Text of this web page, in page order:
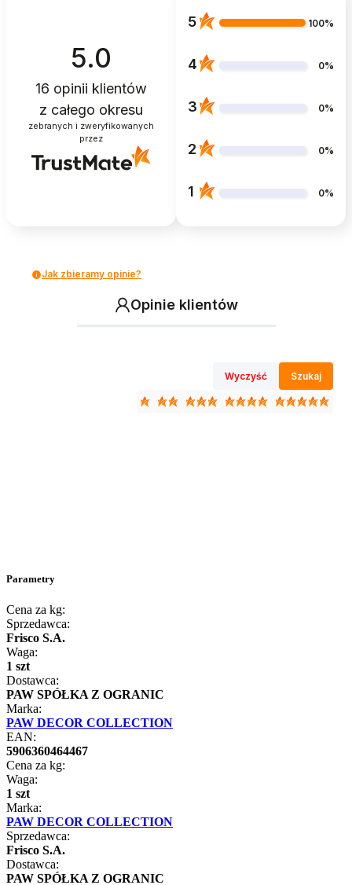
5.0
16 opinii klientów
z całego okresu
zebranych i zweryfikowanych
przez
5 100%
4 0%
3 0%
2 0%
1 0%
Jak zbieramy opinie?
Opinie klientów
Wyczyść Szukaj
Parametry
Cena za kg:
Sprzedawca:
Frisco S.A.
Waga:
1 szt
Dostawca:
PAW SPÓŁKA Z OGRANIC
Marka:
PAW DECOR COLLECTION
EAN:
5906360464467
Cena za kg:
Waga:
1 szt
Marka:
PAW DECOR COLLECTION
Sprzedawca:
Frisco S.A.
Dostawca:
PAW SPÓŁKA Z OGRANIC